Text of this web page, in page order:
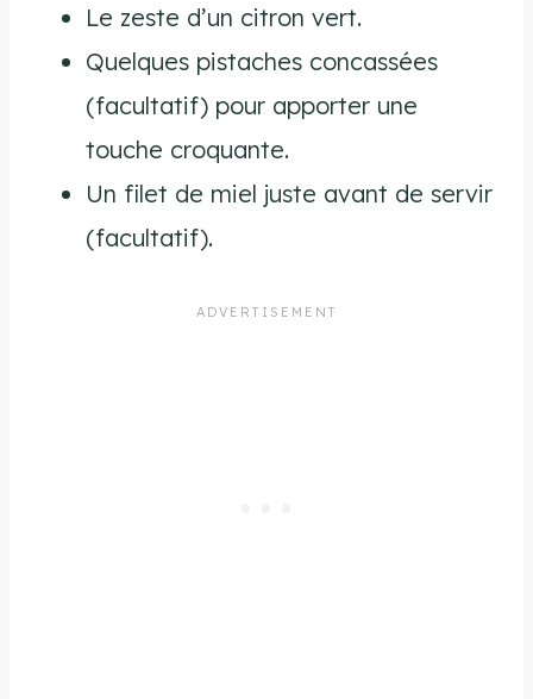
Le zeste d’un citron vert.
Quelques pistaches concassées
(facultatif) pour apporter une
touche croquante.
Un filet de miel juste avant de servir
(facultatif).